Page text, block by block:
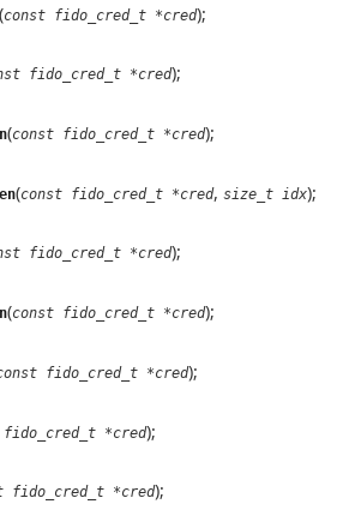
const fido_cred_t *cred);
fido_cred_t *cred);
(const fido_cred_t *cred);
(const fido_cred_t *cred, size_t idx);
fido_cred_t *cred);
(const fido_cred_t *cred);
fido_cred_t *cred);
*cred);
fido_cred_t *cred);